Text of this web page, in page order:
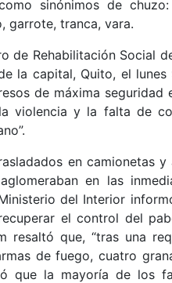
sinónimos de
garrote, tranca, vara.
de Rehabilitación Social
la capital, Quito, el
de máxima seguridad
violencia y la falta de
en camionetas
en las
del Interior
el control del
resaltó que, “tras una
de fuego, cuatro
que la mayoría de los